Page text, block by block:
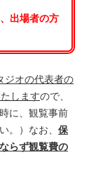
出場者の方
ジオの代表者の
しますので、
に、観覧事前
。）なお、 保
らず観覧費の